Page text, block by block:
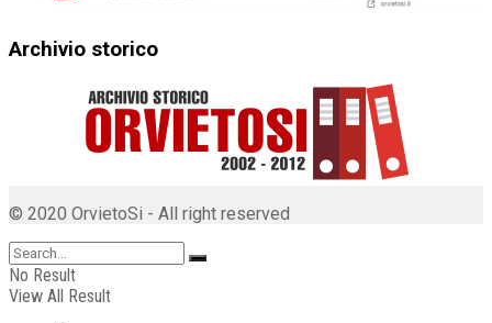
Archivio storico
© 2020 OrvietoSi - All right reserved
No Result
View All Result